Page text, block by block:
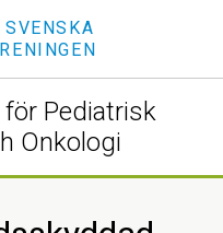
SVENSKA
för Pediatrisk
Onkologi